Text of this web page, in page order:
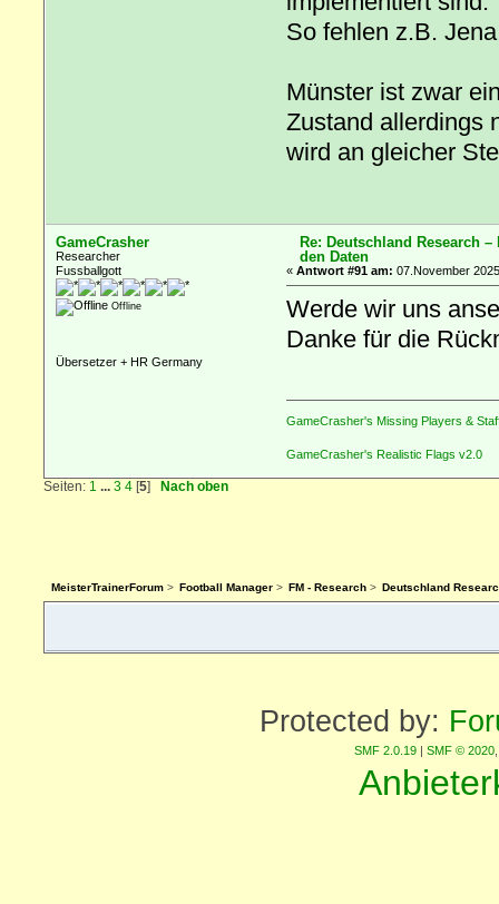
So fehlen z.B.
Münster ist zwar
Zustand allerdings
wird an gleicher
GameCrasher
Researcher
Fussballgott
Offline
Übersetzer + HR Germany
Re: Deutschland Research –
den Daten
« Antwort #91 am: 07.November
Werde wir uns
Danke für die
GameCrasher's Missing Players &
GameCrasher's Realistic Flags v2.0
Seiten: 1 ...3 4 [5]Nach oben
MeisterTrainerForum> Football Manager> FM - Research> Deutschland
Protected by:
SMF 2.0.19 SMF © 2020